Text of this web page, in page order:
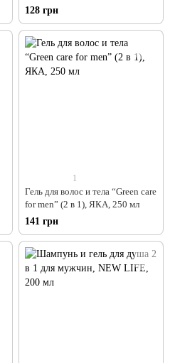
ЯКА, 100 мл
128 грн
1
Гель для волос и тела “Green care
for men” (2 в 1), ЯКА, 250 мл
141 грн